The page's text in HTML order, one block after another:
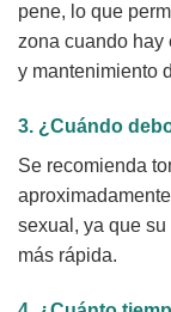
pene, lo que
zona cuando
y mantenimiento
3. ¿Cuándo
Se recomienda
sexual, ya que
más rápida.